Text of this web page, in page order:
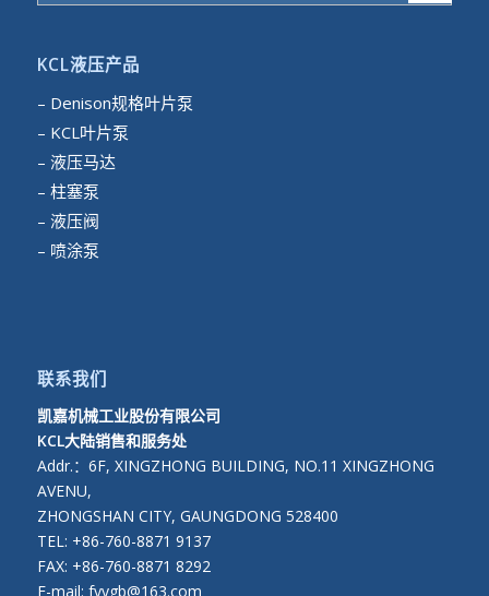
KCL液压产品
– Denison规格叶片泵
– KCL叶片泵
– 液压马达
– 柱塞泵
– 液压阀
– 喷涂泵
联系我们
凯嘉机械工业股份有限公司
KCL大陆销售和服务处
Addr.：6F, XINGZHONG BUILDING, NO.11 XINGZHONG
AVENU,
ZHONGSHAN CITY, GAUNGDONG 528400
TEL: +86-760-8871 9137
FAX: +86-760-8871 8292
E-mail: fyygb@163.com